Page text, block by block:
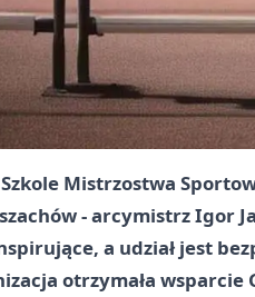
Mistrzostwa
- arcymistrz Igor
a udział jest
otrzymała wsparcie